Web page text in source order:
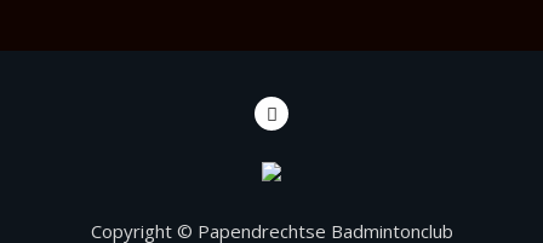
Copyright © Papendrechtse Badmintonclub